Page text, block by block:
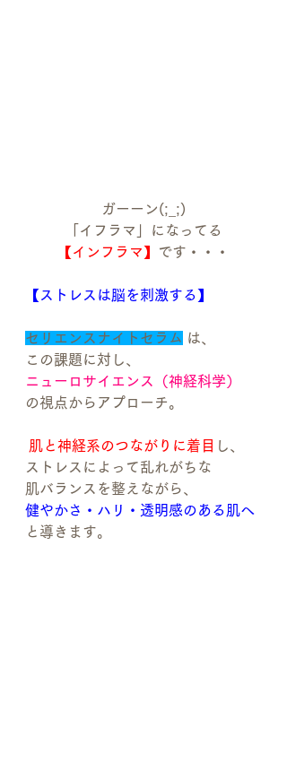
ガーーン(;_;)
「イフラマ」になってる
【インフラマ】
です・・・
【ストレスは脳を刺激する】
セリエンスナイトセラム は、
この課題に対し、
ニューロサイエンス（神経科学）
の視点からアプローチ。
肌と神経系のつながりに着目 し、
ストレスによって乱れがちな
肌バランスを整えながら、
健やかさ・ハリ・透明感のある肌へ
と導きます。